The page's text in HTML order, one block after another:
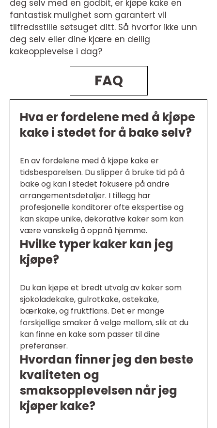
deg selv med en godbit, er kjøpe kake en
fantastisk mulighet som garantert vil
tilfredsstille søtsuget ditt. Så hvorfor ikke unn
deg selv eller dine kjære en deilig
kakeopplevelse i dag?
FAQ
Hva er fordelene med å kjøpe
kake i stedet for å bake selv?
En av fordelene med å kjøpe kake er
tidsbesparelsen. Du slipper å bruke tid på å
bake og kan i stedet fokusere på andre
arrangementsdetaljer. I tillegg har
profesjonelle konditorer ofte ekspertise og
kan skape unike, dekorative kaker som kan
være vanskelig å oppnå hjemme.
Hvilke typer kaker kan jeg
kjøpe?
Du kan kjøpe et bredt utvalg av kaker som
sjokoladekake, gulrotkake, ostekake,
bærkake, og fruktflans. Det er mange
forskjellige smaker å velge mellom, slik at du
kan finne en kake som passer til dine
preferanser.
Hvordan finner jeg den beste
kvaliteten og
smaksopplevelsen når jeg
kjøper kake?